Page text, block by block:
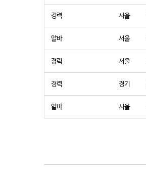
경력 서울
알바 서울
경력 서울
경력 경기
알바 서울